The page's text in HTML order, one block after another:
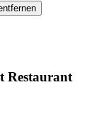
Restaurant